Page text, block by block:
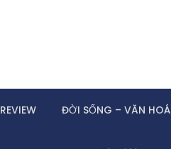
REVIEW ĐỜI SỐNG – VĂN HOÁ